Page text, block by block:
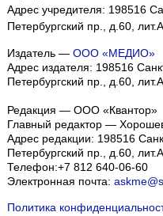
Адрес учредителя: 198516
Петербургский пр., д.60,
Издатель — ООО «МЕДИО»
Адрес издателя: 198516
Петербургский пр., д.60,
Редакция — ООО «Квантор»
Главный редактор —
Адрес редакции: 198516
Петербургский пр., д.60,
Телефон:+7 812 640-06-60
Электронная почта:
Политика